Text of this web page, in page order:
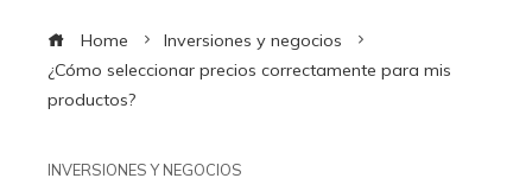
Home
Inversiones y negocios
¿Cómo seleccionar precios correctamente para mis
productos?
INVERSIONES Y NEGOCIOS